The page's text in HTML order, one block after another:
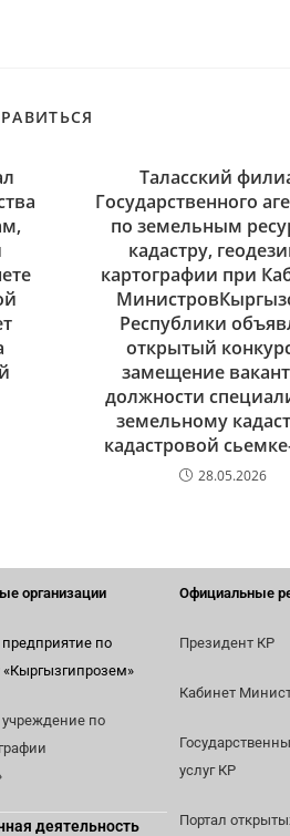
Таласский
Государственного
по земельным
кадастру,
картографии при
Республики
открытый
замещение
должности
земельному
кадастровой
28.05.2026
организации
предприятие по
«Кыргызгипрозем»
учреждение по
деятельность
Официальные
Президент КР
Кабинет
услуг КР
Портал